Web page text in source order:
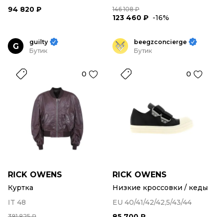
94 820 ₽
146 108 ₽
123 460 ₽ -16%
G
guilty
Бутик
0
RICK OWENS
Куртка
IT 48
beegzconcierge
Бутик
0
RICK OWENS
Низкие кроссовки / кеды
EU 40/41/42/42,5/43/44